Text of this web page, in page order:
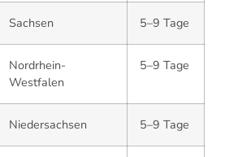
Sachsen 5–9 Tage
Nordrhein-
Westfalen
5–9 Tage
Niedersachsen 5–9 Tage